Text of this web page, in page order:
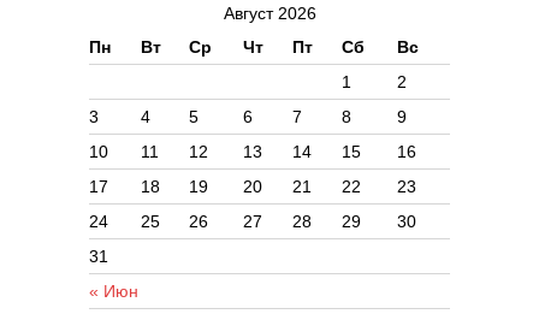
Август 2026
Пн
Вт Ср Чт Пт Сб Вс
« Июн
1
2
3
4 5 6 7 8
9
10
11 12 13 14 15
16
17
18 19 20 21 22
23
24
25 26 27 28 29
30
31